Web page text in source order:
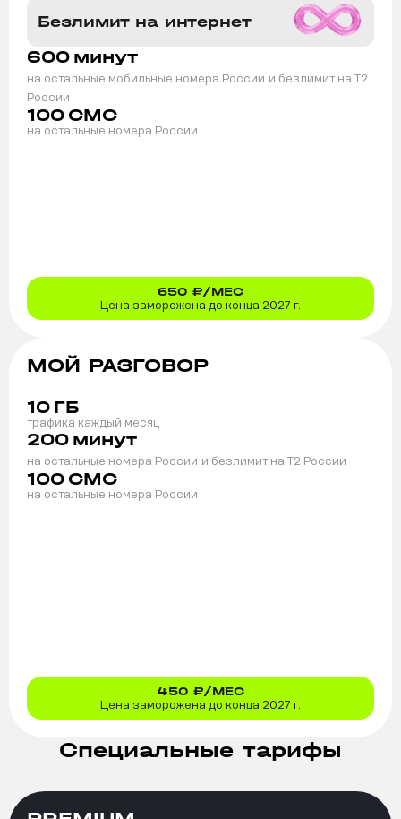
Безлимит на интернет
600 минут
на остальные мобильные номера России и безлимит на T2
России
100 СМС
на остальные номера России
650 ₽/МЕС
Цена заморожена до конца 2027 г.
МОЙ РАЗГОВОР
10 ГБ
трафика каждый месяц
200 минут
на остальные номера России и безлимит на T2 России
100 СМС
на остальные номера России
450 ₽/МЕС
Цена заморожена до конца 2027 г.
Специальные тарифы